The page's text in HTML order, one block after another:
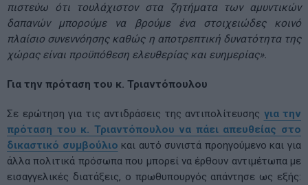
πιστεύω ότι τουλάχιστον στα ζητήματα των αμυντικών
δαπανών μπορούμε να βρούμε ένα στοιχειώδες κοινό
πλαίσιο συνεννόησης καθώς η αποτρεπτική δυνατότητα της
χώρας είναι προϋπόθεση ελευθερίας και ευημερίας».
Για την πρόταση του κ. Τριαντόπουλου
Σε ερώτηση για τις αντιδράσεις της αντιπολίτευσης για την
πρόταση του κ. Τριαντόπουλου να πάει απευθείας στο
δικαστικό συμβούλιο και αυτό συνιστά προηγούμενο και για
άλλα πολιτικά πρόσωπα που μπορεί να έρθουν αντιμέτωπα με
εισαγγελικές διατάξεις, ο πρωθυπουργός απάντησε ως εξής: